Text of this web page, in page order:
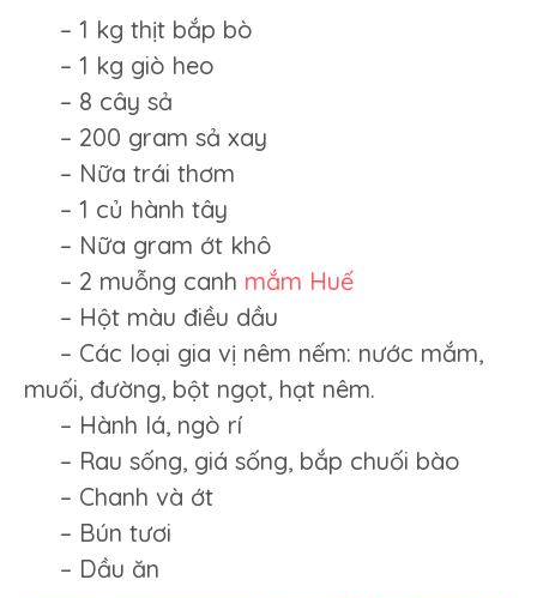
– 1 kg thịt bắp bò
– 1 kg giò heo
– 8 cây sả
– 200 gram sả xay
– Nữa trái thơm
– 1 củ hành tây
– Nữa gram ớt khô
– 2 muỗng canh mắm Huế
– Hột màu điều dầu
– Các loại gia vị nêm nếm: nước mắm,
muối, đường, bột ngọt, hạt nêm.
– Hành lá, ngò rí
– Rau sống, giá sống, bắp chuối bào
– Chanh và ớt
– Bún tươi
– Dầu ăn